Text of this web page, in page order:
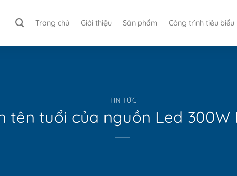
Trang chủ Giới thiệu Sản phẩm Công trình tiêu biểu
TIN TỨC
tên tuổi của nguồn Led 300W